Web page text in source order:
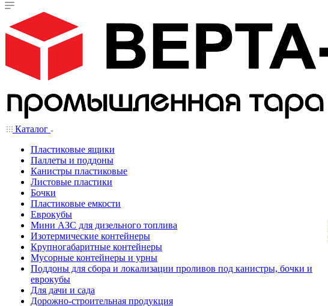
Каталог
Пластиковые ящики
Паллеты и поддоны
Канистры пластиковые
Листовые пластики
Бочки
Пластиковые емкости
Еврокубы
Мини АЗС для дизельного топлива
Изотермические контейнеры
Крупногабаритные контейнеры
Мусорные контейнеры и урны
Поддоны для сбора и локализации проливов под канистры, бочки и
еврокубы
Для дачи и сада
Дорожно-строительная продукция